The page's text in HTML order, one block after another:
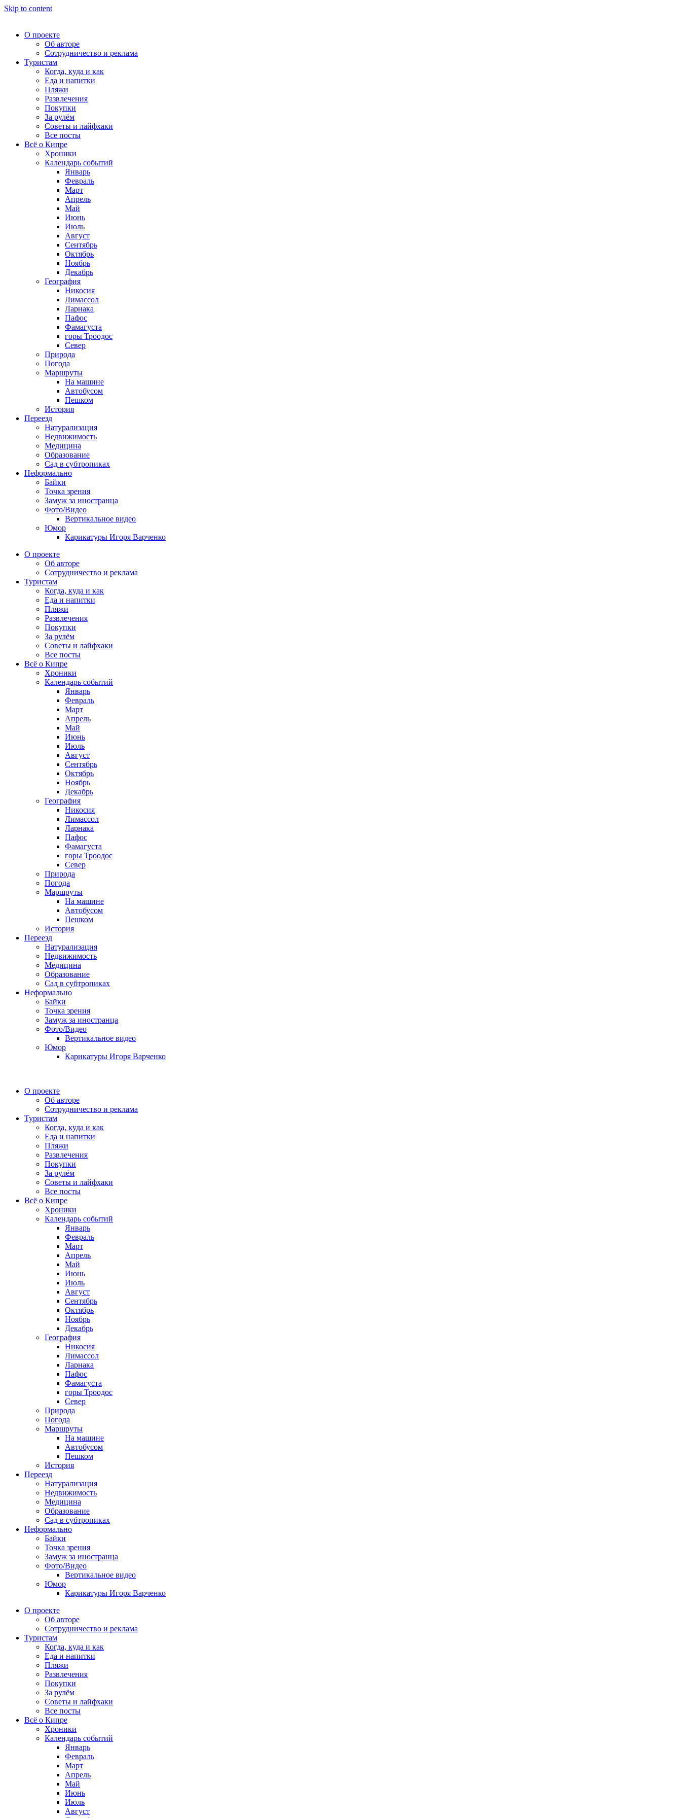
Skip to content
О проекте
Об авторе
Сотрудничество и реклама
Туристам
Когда, куда и как
Еда и напитки
Пляжи
Развлечения
Покупки
За рулём
Советы и лайфхаки
Все посты
Всё о Кипре
Хроники
Календарь событий
Январь
Февраль
Март
Апрель
Май
Июнь
Июль
Август
Сентябрь
Октябрь
Ноябрь
Декабрь
География
Никосия
Лимассол
Ларнака
Пафос
Фамагуста
горы Троодос
Север
Природа
Погода
Маршруты
На машине
Автобусом
Пешком
История
Переезд
Натурализация
Недвижимость
Медицина
Образование
Сад в субтропиках
Неформально
Байки
Точка зрения
Замуж за иностранца
Фото/Видео
Вертикальное видео
Юмор
Карикатуры Игоря Варченко
О проекте
Об авторе
Сотрудничество и реклама
Туристам
Когда, куда и как
Еда и напитки
Пляжи
Развлечения
Покупки
За рулём
Советы и лайфхаки
Все посты
Всё о Кипре
Хроники
Календарь событий
Январь
Февраль
Март
Апрель
Май
Июнь
Июль
Август
Сентябрь
Октябрь
Ноябрь
Декабрь
География
Никосия
Лимассол
Ларнака
Пафос
Фамагуста
горы Троодос
Север
Природа
Погода
Маршруты
На машине
Автобусом
Пешком
История
Переезд
Натурализация
Недвижимость
Медицина
Образование
Сад в субтропиках
Неформально
Байки
Точка зрения
Замуж за иностранца
Фото/Видео
Вертикальное видео
Юмор
Карикатуры Игоря Варченко
О проекте
Об авторе
Сотрудничество и реклама
Туристам
Когда, куда и как
Еда и напитки
Пляжи
Развлечения
Покупки
За рулём
Советы и лайфхаки
Все посты
Всё о Кипре
Хроники
Календарь событий
Январь
Февраль
Март
Апрель
Май
Июнь
Июль
Август
Сентябрь
Октябрь
Ноябрь
Декабрь
География
Никосия
Лимассол
Ларнака
Пафос
Фамагуста
горы Троодос
Север
Природа
Погода
Маршруты
На машине
Автобусом
Пешком
История
Переезд
Натурализация
Недвижимость
Медицина
Образование
Сад в субтропиках
Неформально
Байки
Точка зрения
Замуж за иностранца
Фото/Видео
Вертикальное видео
Юмор
Карикатуры Игоря Варченко
О проекте
Об авторе
Сотрудничество и реклама
Туристам
Когда, куда и как
Еда и напитки
Пляжи
Развлечения
Покупки
За рулём
Советы и лайфхаки
Все посты
Всё о Кипре
Хроники
Календарь событий
Январь
Февраль
Март
Апрель
Май
Июнь
Июль
Август